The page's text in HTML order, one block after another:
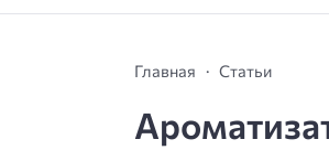
Главная Статьи